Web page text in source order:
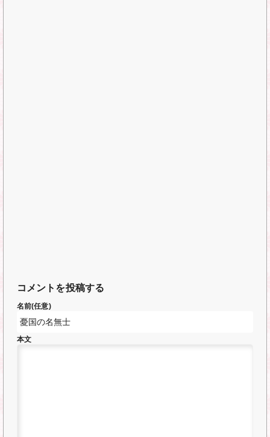
コメントを投稿する
名前(任意)
本文